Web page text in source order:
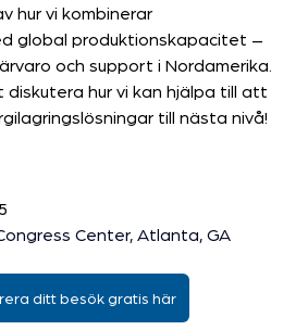
hur vi kombinerar
global produktionskapacitet –
och support i Nordamerika.
hur vi kan hjälpa till att
till nästa nivå!
Center, Atlanta, GA
ditt besök gratis här